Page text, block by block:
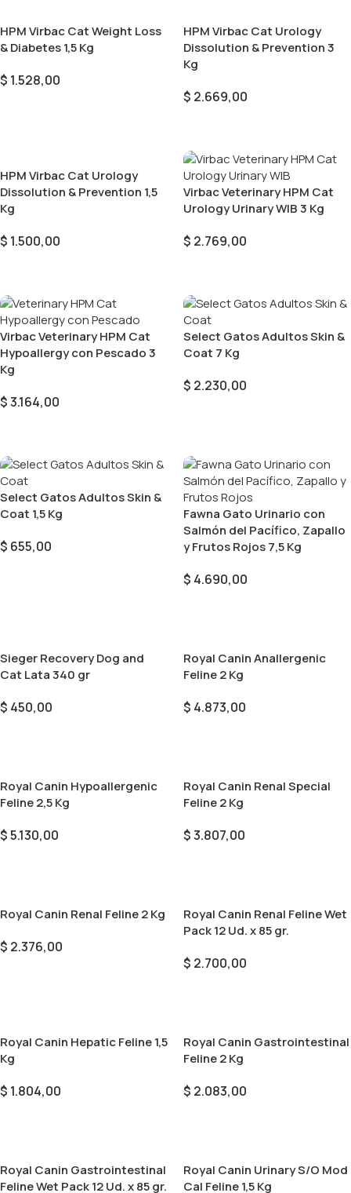
HPM Virbac Cat Weight Loss
& Diabetes 1,5 Kg
$ 1.528,00
HPM Virbac Cat Urology
Dissolution & Prevention 3
Kg
$ 2.669,00
HPM Virbac Cat Urology
Dissolution & Prevention 1,5
Kg
$ 1.500,00
Virbac Veterinary HPM Cat
Urology Urinary WIB 3 Kg
$ 2.769,00
Virbac Veterinary HPM Cat
Hypoallergy con Pescado 3
Kg
$3.164,00
Select Gatos Adultos Skin &
Coat 7 Kg
$ 2.230,00
Select Gatos Adultos Skin &
Coat 1,5 Kg
$ 655,00
Fawna Gato Urinario con
Salmón del Pacífico, Zapallo
y Frutos Rojos 7,5 Kg
$ 4.690,00
Sieger Recovery Dog and
Cat Lata 340 gr
$ 450,00
Royal Canin Anallergenic
Feline 2 Kg
$ 4.873,00
Royal Canin Hypoallergenic
Feline 2,5 Kg
$5.130,00
Royal Canin Renal Special
Feline 2 Kg
$3.807,00
Royal Canin Renal Feline 2 Kg
$ 2.376,00
Royal Canin Renal Feline Wet
Pack 12 Ud. x 85 gr.
$ 2.700,00
Royal Canin Hepatic Feline 1,5
Kg
$ 1.804,00
Royal Canin Gastrointestinal
Feline 2 Kg
$ 2.083,00
Royal Canin Gastrointestinal
Feline Wet Pack 12 Ud. x 85 gr.
Royal Canin Urinary S/O Mod
Cal Feline 1,5 Kg